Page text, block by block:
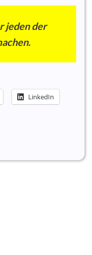
jeden der
LinkedIn